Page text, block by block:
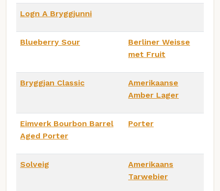
Logn A Bryggjunni
Blueberry Sour
Berliner Weisse
met Fruit
Bryggjan Classic
Amerikaanse
Amber Lager
Eimverk Bourbon Barrel
Aged Porter
Porter
Solveig
Amerikaans
Tarwebier